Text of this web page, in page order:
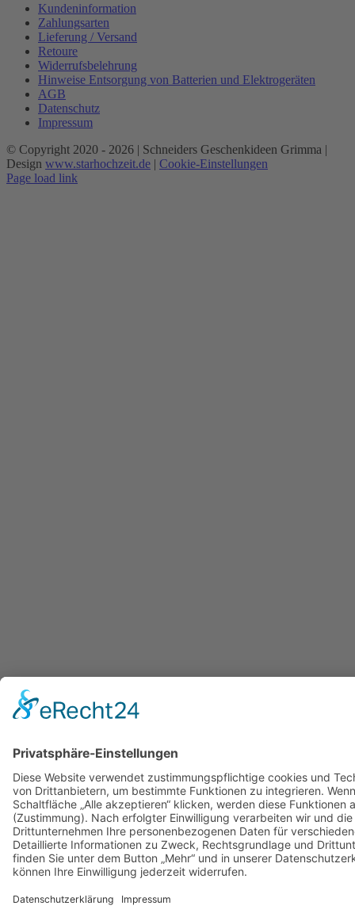
Kundeninformation
Zahlungsarten
Lieferung / Versand
Retoure
Widerrufsbelehrung
Hinweise Entsorgung von Batterien und Elektrogeräten
AGB
Datenschutz
Impressum
© Copyright 2020 - 2026 | Schneiders Geschenkideen Grimma |
Design www.starhochzeit.de | Cookie-Einstellungen
Page load link